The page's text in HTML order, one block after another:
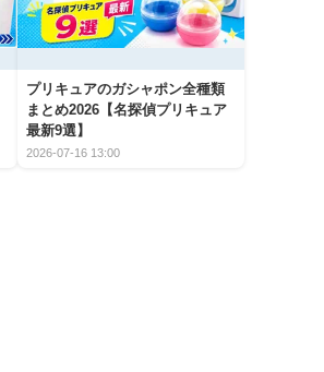
プリキュアのガシャポン全種類
まとめ2026【名探偵プリキュア
最新9選】
2026-07-16 13:00